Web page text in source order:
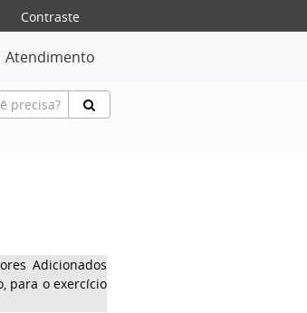
Contraste
Atendimento
Adicionados
para o exercício